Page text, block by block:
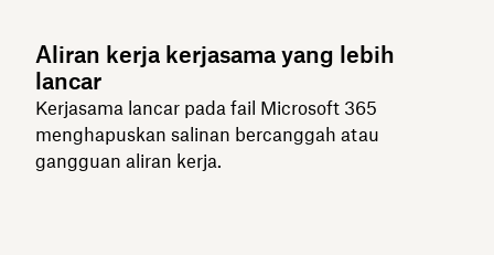
Aliran kerja kerjasama yang lebih
lancar
Kerjasama lancar pada fail Microsoft 365
menghapuskan salinan bercanggah atau
gangguan aliran kerja.